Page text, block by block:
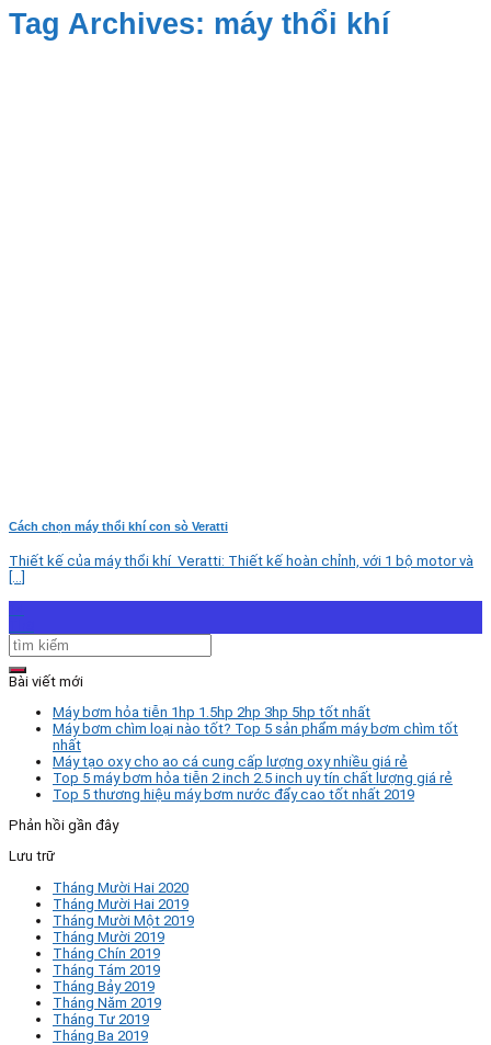
Tag Archives: máy thổi khí
Cách chọn máy thổi khí con sò Veratti
Thiết kế của máy thổi khí Veratti: Thiết kế hoàn chỉnh, với 1 bộ motor và
[...]
Bài viết mới
Máy bơm hỏa tiễn 1hp 1.5hp 2hp 3hp 5hp tốt nhất
Máy bơm chìm loại nào tốt? Top 5 sản phẩm máy bơm chìm tốt
nhất
Máy tạo oxy cho ao cá cung cấp lượng oxy nhiều giá rẻ
Top 5 máy bơm hỏa tiễn 2 inch 2.5 inch uy tín chất lượng giá rẻ
Top 5 thương hiệu máy bơm nước đẩy cao tốt nhất 2019
Phản hồi gần đây
Lưu trữ
Tháng Mười Hai 2020
Tháng Mười Hai 2019
Tháng Mười Một 2019
Tháng Mười 2019
Tháng Chín 2019
Tháng Tám 2019
Tháng Bảy 2019
Tháng Năm 2019
Tháng Tư 2019
Tháng Ba 2019